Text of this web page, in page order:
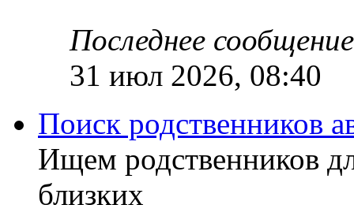
Последнее сообщение
31 июл 2026, 08:40
Поиск родственников
Ищем родственников
близких